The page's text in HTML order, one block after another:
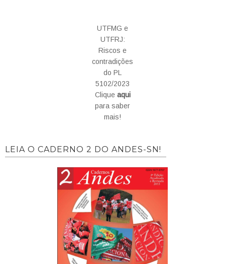
UTFMG e
UTFRJ:
Riscos e
contradições
do PL
5102/2023
Clique aqui
para saber
mais!
LEIA O CADERNO 2 DO ANDES-SN!